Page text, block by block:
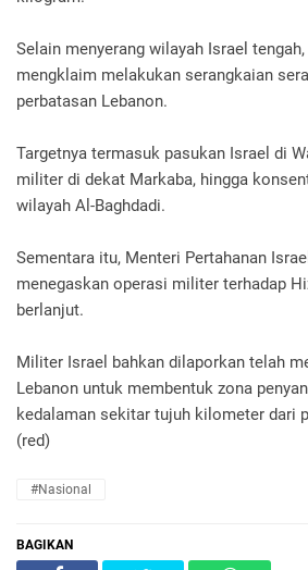
Selain menyerang wilayah Israel
mengklaim melakukan serangkaian
perbatasan Lebanon.
Targetnya termasuk pasukan Israel di
militer di dekat Markaba, hingga
wilayah Al-Baghdadi.
Sementara itu, Menteri Pertahanan
menegaskan operasi militer terhadap
berlanjut.
Militer Israel bahkan dilaporkan telah
Lebanon untuk membentuk zona
kedalaman sekitar tujuh kilometer dari
(red)
#Nasional
BAGIKAN